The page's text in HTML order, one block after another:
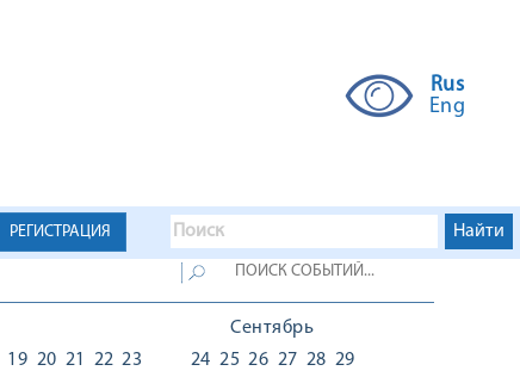
Rus
Eng
РЕГИСТРАЦИЯ
19 20 21
22 23
Сентябрь
24 25 26 27 28 29